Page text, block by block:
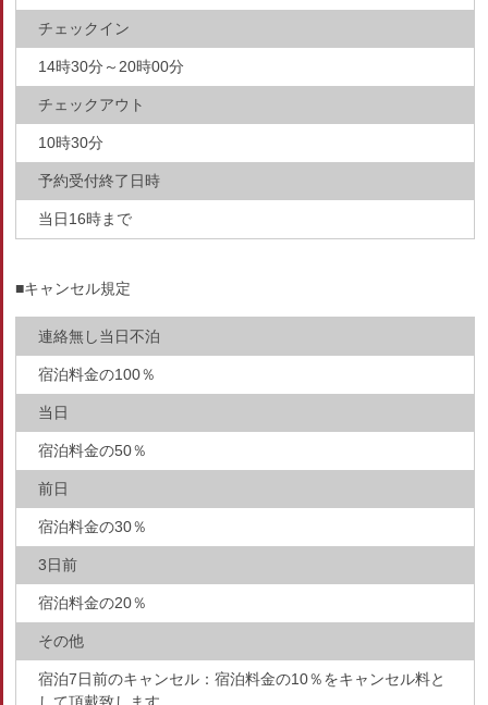
チェックイン
14時30分～20時00分
チェックアウト
10時30分
予約受付終了日時
当日16時まで
■キャンセル規定
連絡無し当日不泊
宿泊料金の100％
当日
宿泊料金の50％
前日
宿泊料金の30％
3日前
宿泊料金の20％
その他
宿泊7日前のキャンセル：宿泊料金の10％をキャンセル料と